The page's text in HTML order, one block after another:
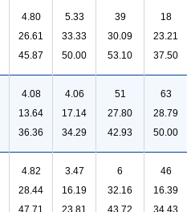
4.80
26.61
45.87
5.33
33.33
50.00
39
30.09
53.10
18
23.21
37.50
4.08
13.64
36.36
4.06
17.14
34.29
51
27.80
42.93
63
28.79
50.00
4.82
28.44
47.71
3.47
16.19
23.81
6
32.16
43.72
46
16.39
34.43